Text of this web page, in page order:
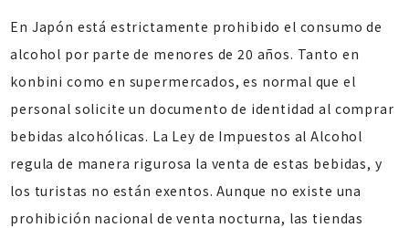
En Japón está estrictamente prohibido el consumo de
alcohol por parte de menores de 20 años. Tanto en
konbini como en supermercados, es normal que el
personal solicite un documento de identidad al comprar
bebidas alcohólicas. La Ley de Impuestos al Alcohol
regula de manera rigurosa la venta de estas bebidas, y
los turistas no están exentos. Aunque no existe una
prohibición nacional de venta nocturna, las tiendas